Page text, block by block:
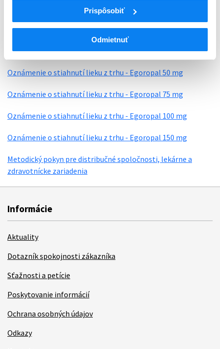
Prispôsobiť
Odmietnuť
rovnakej liekovej forme, dávke a s rovnakými terapeutickými
indikáciami. Rozhodnutie o vhodnej liečbe musí stanoviť
ošetrujúci lekár.
Oznámenie o stiahnutí lieku z trhu - Egoropal 50 mg
Oznámenie o stiahnutí lieku z trhu - Egoropal 75 mg
Oznámenie o stiahnutí lieku z trhu - Egoropal 100 mg
Oznámenie o stiahnutí lieku z trhu - Egoropal 150 mg
Metodický pokyn pre distribučné spoločnosti, lekárne a
zdravotnícke zariadenia
Informácie
Aktuality
Dotazník spokojnosti zákazníka
Sťažnosti a petície
Poskytovanie informácií
Ochrana osobných údajov
Odkazy